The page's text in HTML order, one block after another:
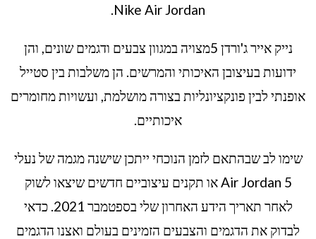
Nike Air Jordan.
נייק אייר ג'ורדן 5מצויה במגוון צבעים ודגמים שונים, והן
ידועות בעיצובן האיכותי והמרשים. הן משלבות בין סטייל
אופנתי לבין פונקציונליות בצורה מושלמת, ועשויות מחומרים
איכותיים.
שימו לב שבהתאם לזמן הנוכחי ייתכן שישנה מגמה של נעלי
Air Jordan 5 או תקנים עיצוביים חדשים שיצאו לשוק
לאחר תאריך הידע האחרון שלי בספטמבר 2021. כדאי
לבדוק את הדגמים והצבעים הזמינים בעולם ואצנו הדגמים